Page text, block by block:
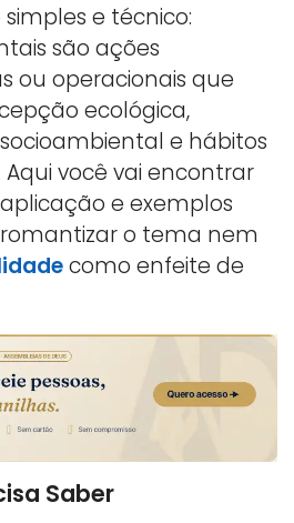
e técnico:
são ações
ou operacionais que
ecológica,
e hábitos
você vai encontrar
e exemplos
romantizar o tema nem
como enfeite de
Saber